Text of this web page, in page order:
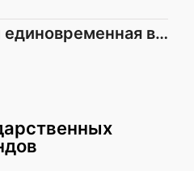
Пожизненная или единовременная выплата по ПДС: что выбрать после 55/60 лет